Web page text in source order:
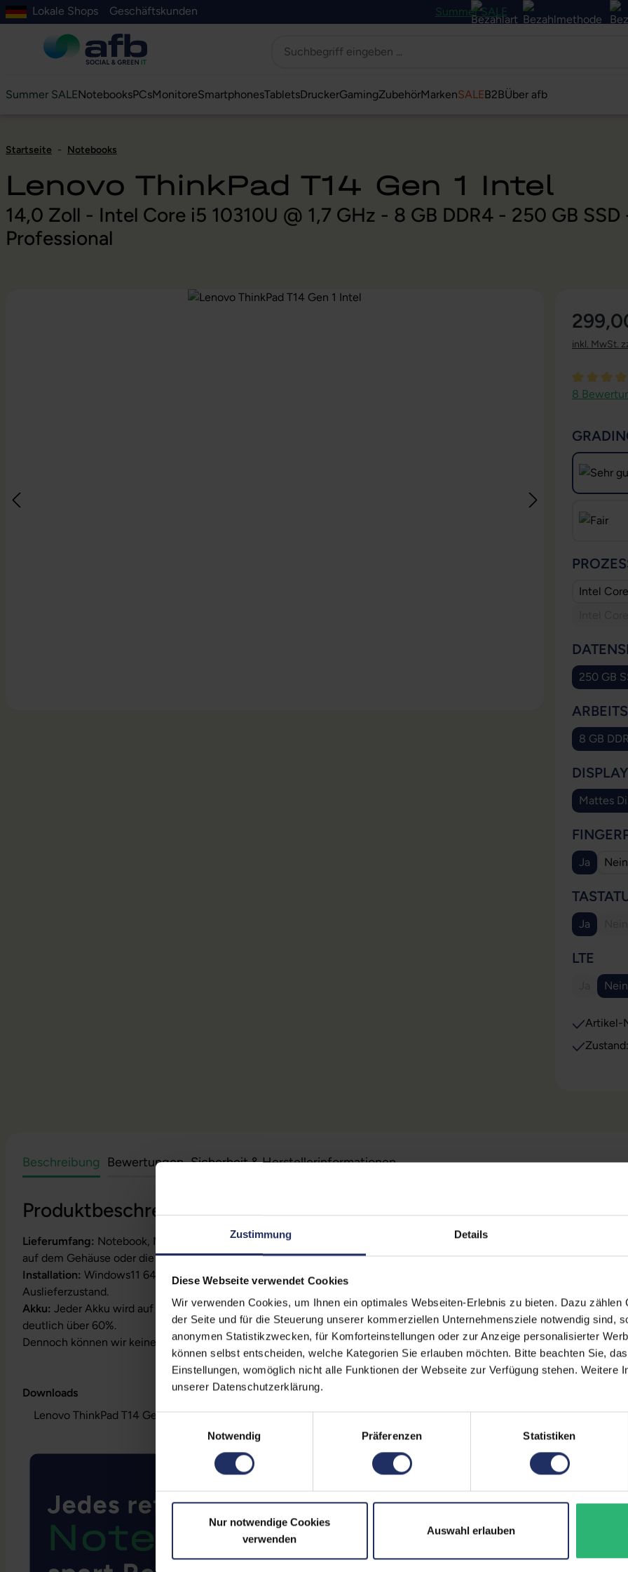
Zustimmung Details
Diese Webseite verwendet Cookies
Wir verwenden Cookies, um Ihnen ein optimales Webseiten-Erlebnis zu bieten. Dazu zählen
der Seite und für die Steuerung unserer kommerziellen Unternehmensziele notwendig sind,
anonymen Statistikzwecken, für Komforteinstellungen oder zur Anzeige personalisierter
können selbst entscheiden, welche Kategorien Sie erlauben möchten. Bitte beachten Sie,
Einstellungen, womöglich nicht alle Funktionen der Webseite zur Verfügung stehen. Weitere
unserer Datenschutzerklärung.
Einwilligungsauswahl
Notwendig
Präferenzen Statistiken
Nur notwendige Cookies
verwenden
Auswahl erlauben
springen
Suche springen
Zur Hauptnavigation springen
Zur Navigation der B2B-Plattform springen
Lokale Shops Geschäftskunden Summer SALE
Summer SALENotebooksPCsMonitoreSmartphonesTabletsDruckerGamingZubehörMarkenSALEB2BÜber afb
Startseite - Notebooks
Lenovo ThinkPad T14 Gen 1 Intel
14,0 Zoll - Intel Core i5 10310U @ 1,7 GHz - 8 GB DDR4 - 250 GB
Professional
inkl. MwSt.
8
Intel
250 GB
8 GB
Mattes
Ja
(Diese
Nein
Ja
(Diese
LTE
(Diese
Nein
Artikel-
Beschreibung Bewertungen Sicherheit & Herstellerinformationen
Produktbeschreibung
Lieferumfang: Notebook, Netzteil, Akku, Produktschlüssel (Der Aufkleber befindet sich
auf dem Gehäuse oder die Lizenz ist bereits digital hinterlegt)
Installation: Windows11 64Bit vorinstalliert inklusive Wiederherstellungsmöglichkeit auf
Auslieferzustand.
Akku: Jeder Akku wird auf Funktion geprüft. Die Akku-Kapazität liegt im Normalfall
deutlich über 60%.
Dennoch können wir keine Garantieleistungen auf Akkulaufzeiten übernehmen.
Downloads
Lenovo ThinkPad T14 Gen 1 (Intel) - Datenblatt (pdf)
Technische
Displaygröße:
Displayauflösung:
Displayart:
CPU Generation: 10
Prozessorkerne:
Datenspeicher:
Arbeitsspeicher:
Webcam:
LTE: